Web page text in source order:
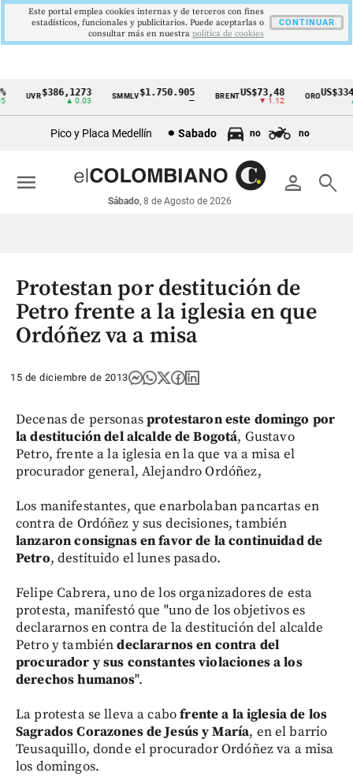
Cintillo
económicos
Colombia
UVR$386,1273
▲ 0.03
SMMLV $1.750.905 BRENTUS$73,48
▼ 1.12
ORO
▲
Pico y Placa Medellín Sabado no no
person search
Sábado, 8 de Agosto de 2026
menu
Protestan por destitución de
Petro frente a la iglesia en que
Ordóñez va a misa
15 de diciembre de 2013
Decenas de personasprotestaron este domingo por
la destitución del alcalde de Bogotá, Gustavo
Petro, frente a la iglesia en la que va a misa el
procurador general, Alejandro Ordóñez,
Los manifestantes, que enarbolaban pancartas en
contra de Ordóñez y sus decisiones, también
lanzaron consignas en favor de la continuidad de
Petro, destituido el lunes pasado.
Felipe Cabrera, uno de los organizadores de esta
protesta, manifestó que "uno de los objetivos es
declararnos en contra de la destitución del alcalde
Petro y tambiéndeclararnos en contra del
procurador y sus constantes violaciones a los
derechos humanos".
La protesta se lleva a cabofrente a la iglesia de los
Sagrados Corazones de Jesús y María, en el barrio
Teusaquillo, donde el procurador Ordóñez va a misa
los domingos.
Este portal emplea cookies internas y de terceros con fines
estadísticos, funcionales y publicitarios. Puede aceptarlas o
consultar más en nuestra politica de cookies
CONTINUAR